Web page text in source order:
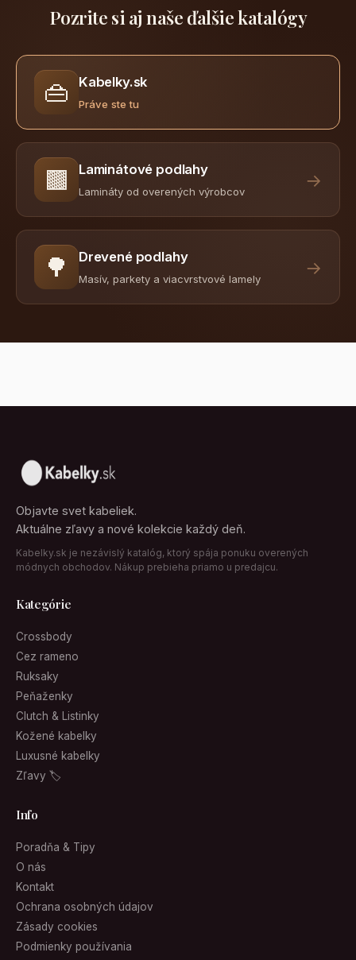
Pozrite si aj naše ďalšie katalógy
👜 Kabelky.sk
Práve ste tu
🟫 Laminátové podlahy
Lamináty od overených výrobcov
→
🌳 Drevené podlahy
Masív, parkety a viacvrstvové lamely
→
Objavte svet kabeliek.
Aktuálne zľavy a nové kolekcie každý deň.
Kabelky.sk je nezávislý katalóg, ktorý spája ponuku overených
módnych obchodov. Nákup prebieha priamo u predajcu.
Kategórie
Crossbody
Cez rameno
Ruksaky
Peňaženky
Clutch & Listinky
Kožené kabelky
Luxusné kabelky
Zľavy 🏷
Info
Poradňa & Tipy
O nás
Kontakt
Ochrana osobných údajov
Zásady cookies
Podmienky používania